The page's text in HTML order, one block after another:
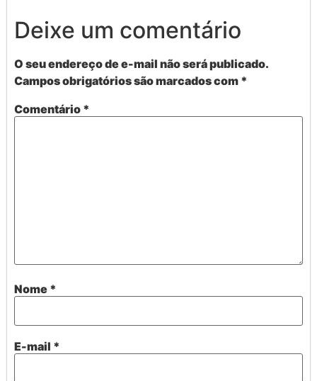
Deixe um comentário
O seu endereço de e-mail não será publicado.
Campos obrigatórios são marcados com *
Comentário *
Nome *
E-mail *